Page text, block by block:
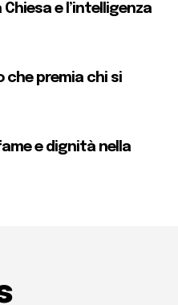
e l’intelligenza
che premia chi si
e dignità nella